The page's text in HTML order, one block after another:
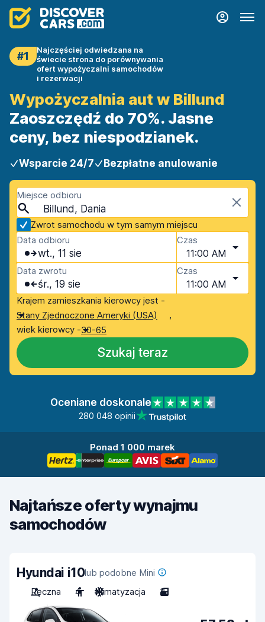
#1
Najczęściej odwiedzana na
świecie strona do porównywania
ofert wypożyczalni samochodów
i rezerwacji
Wypożyczalnia aut w Billund
Zaoszczędź do 70%. Jasne
ceny, bez niespodzianek.
Wsparcie 24/7 Bezpłatne anulowanie
Miejsce odbioru
Billund, Dania
Zwrot samochodu w tym samym miejscu
Data odbioru
wt., 11 sie
Czas
11:00 AM
Data zwrotu
śr., 19 sie
Czas
11:00 AM
Krajem zamieszkania kierowcy jest -
Stany Zjednoczone Ameryki (USA)
,
wiek kierowcy -30-65
Szukaj teraz
Oceniane doskonale
280 048 opinii
Ponad 1 000 marek
Najtańsze oferty wynajmu
samochodów
Hyundai i10lub podobne Mini
Ręczna
4 Klimatyzacja 3